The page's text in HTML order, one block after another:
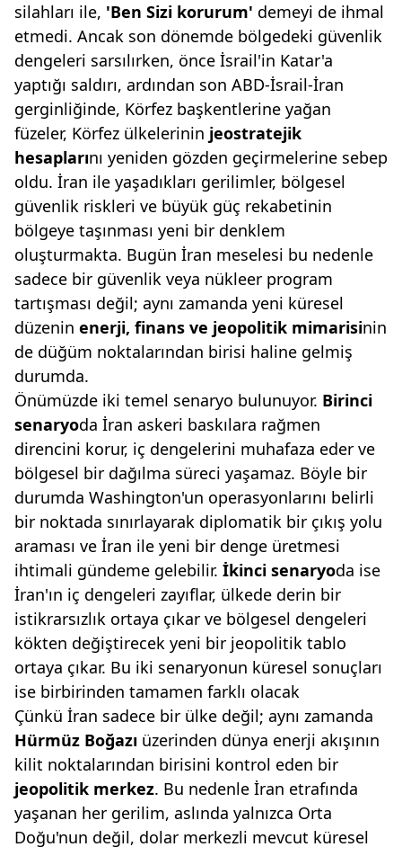
silahları ile, 'Ben Sizi korurum' demeyi de ihmal
etmedi. Ancak son dönemde bölgedeki güvenlik
dengeleri sarsılırken, önce İsrail'in Katar'a
yaptığı saldırı, ardından son ABD-İsrail-İran
gerginliğinde, Körfez başkentlerine yağan
füzeler, Körfez ülkelerinin jeostratejik
hesaplarını yeniden gözden geçirmelerine sebep
oldu. İran ile yaşadıkları gerilimler, bölgesel
güvenlik riskleri ve büyük güç rekabetinin
bölgeye taşınması yeni bir denklem
oluşturmakta. Bugün İran meselesi bu nedenle
sadece bir güvenlik veya nükleer program
tartışması değil; aynı zamanda yeni küresel
düzenin enerji, finans ve jeopolitik mimarisinin
de düğüm noktalarından birisi haline gelmiş
durumda.
Önümüzde iki temel senaryo bulunuyor. Birinci
senaryoda İran askeri baskılara rağmen
direncini korur, iç dengelerini muhafaza eder ve
bölgesel bir dağılma süreci yaşamaz. Böyle bir
durumda Washington'un operasyonlarını belirli
bir noktada sınırlayarak diplomatik bir çıkış yolu
araması ve İran ile yeni bir denge üretmesi
ihtimali gündeme gelebilir. İkinci senaryoda ise
İran'ın iç dengeleri zayıflar, ülkede derin bir
istikrarsızlık ortaya çıkar ve bölgesel dengeleri
kökten değiştirecek yeni bir jeopolitik tablo
ortaya çıkar. Bu iki senaryonun küresel sonuçları
ise birbirinden tamamen farklı olacak
Çünkü İran sadece bir ülke değil; aynı zamanda
Hürmüz Boğazı üzerinden dünya enerji akışının
kilit noktalarından birisini kontrol eden bir
jeopolitik merkez. Bu nedenle İran etrafında
yaşanan her gerilim, aslında yalnızca Orta
Doğu'nun değil, dolar merkezli mevcut küresel